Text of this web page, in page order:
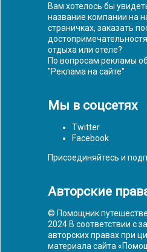
Вам хотелось бы
название компании на
страничках, заказать
отдыха или отеле?
По вопросам рекламы
"Реклама на сайте"
Мы в соцсетях
Twitter
Facebook
Присоединяйтесь и
Авторские
© Помощник
2024 В соответствии с
авторских правах при
материала сайта